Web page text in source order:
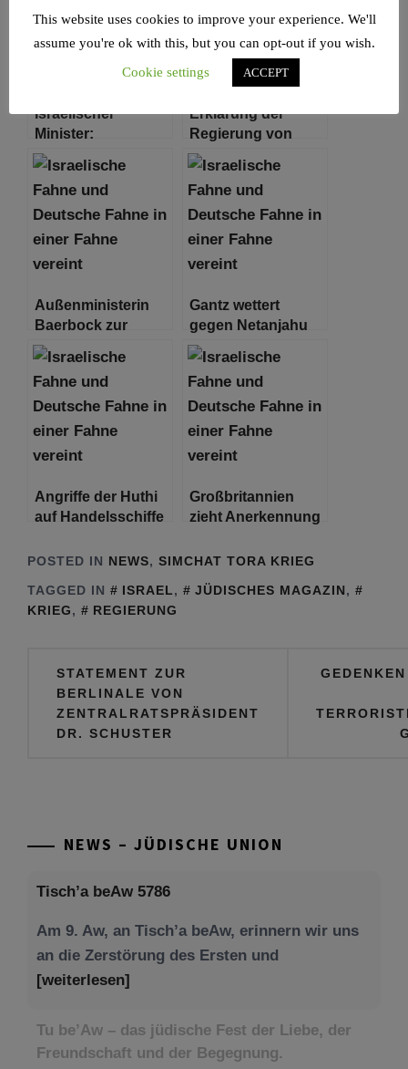
Regionalräte des
Südens.
Israelischer
Minister:
„Vorübergehende
Waffenruhe“ im
Gegenzug für
Geiseln wird
stattfinden
Erklärung der
Regierung von
Israel
Außenministerin
Baerbock zur
Freilassung von
Geiseln am
24.11.2023
Gantz wettert
gegen Netanjahu
und kritisiert
„fabrizierte
Streitigkeiten“ mit
den USA
Angriffe der Huthi
auf Handels­schiffe
Gemeinsame
Ländern
Großbritannien
zieht Anerkennung
palästinensischen
POSTED IN NEWS, SIMCHAT TORA KRIEG
TAGGED IN
ISRAEL, JÜDISCHES MAGAZIN,
KRIEG, REGIERUNG
Beitragsnavigation
STATEMENT ZUR
BERLINALE VON
ZENTRALRATSPRÄSIDENT
DR. SCHUSTER
NEWS – JÜDISCHE UNION
Tisch’a beAw 5786
Am 9. Aw, an Tisch’a beAw, erinnern wir uns
an die Zerstörung des Ersten und
[weiterlesen]
Tu be’Aw – das jüdische Fest der Liebe, der
Freundschaft und der Begegnung.
This website uses cookies to improve your experience. We'll
assume you're ok with this, but you can opt-out if you wish.
Cookie settings
ACCEPT